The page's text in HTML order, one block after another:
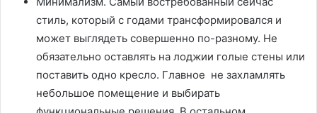
стиль, который с годами трансформировался и
может выглядеть совершенно по-разному. Не
обязательно оставлять на лоджии голые стены или
поставить одно кресло. Главное не захламлять
небольшое помещение и выбирать